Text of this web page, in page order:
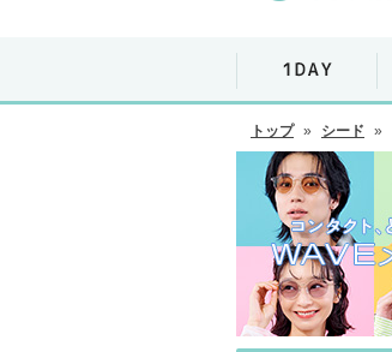
トップ » シード »